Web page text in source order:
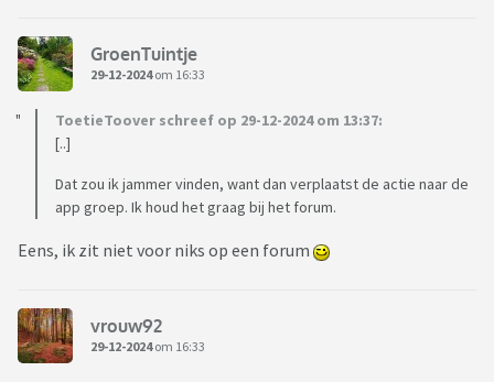
GroenTuintje
29-12-2024om 16:33
ToetieToover schreef op 29-12-2024 om 13:37:
[..]
Dat zou ik jammer vinden, want dan verplaatst de actie naar de
app groep. Ik houd het graag bij het forum.
Eens, ik zit niet voor niks op een forum
vrouw92
29-12-2024om 16:33